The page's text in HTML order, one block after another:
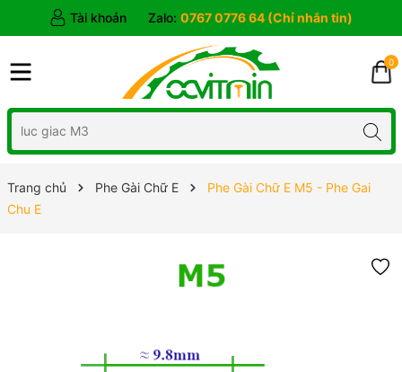
Tài khoản Zalo: 0767 0776 64 (Chỉ nhắn tin)
0
Trang chủ Phe Gài Chữ E
Phe Gài Chữ E M5 - Phe Gai
Chu E